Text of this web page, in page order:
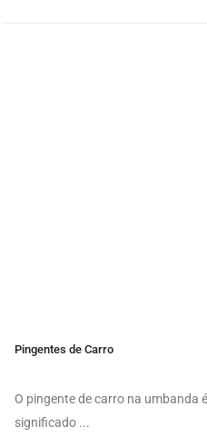
Pingentes de Carro
O pingente de carro na umbanda
significado ...